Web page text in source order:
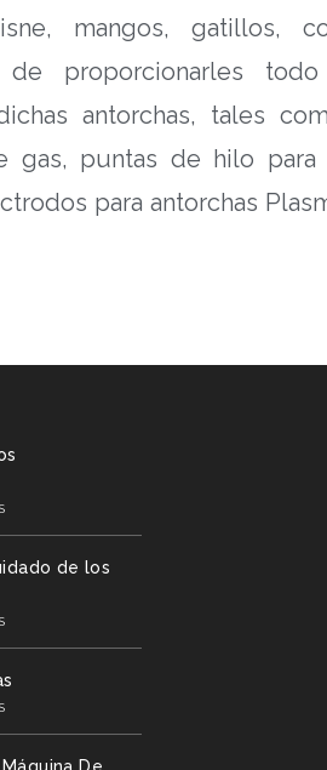
mangos, gatillos,
de proporcionarles
antorchas, tales
gas, puntas de hilo para
para antorchas
de los